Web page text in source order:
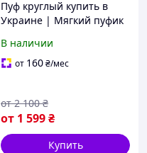
Пуф круглый купить в
Украине | Мягкий пуфик
В наличии
от 160₴/мес
от 1 599₴
от 2 100 ₴
Купить